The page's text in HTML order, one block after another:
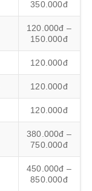
350.000đ
120.000đ –
150.000đ
120.000đ
120.000đ
120.000đ
380.000đ –
750.000đ
450.000đ –
850.000đ